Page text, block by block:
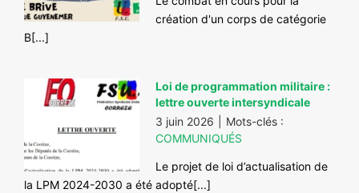
création d'un corps de catégorie
B[...]
Loi de programmation militaire :
lettre ouverte intersyndicale
3 juin 2026
Mots-clés :
COMMUNIQUÉS
Le projet de loi d’actualisation de
la LPM 2024-2030 a été adopté[...]